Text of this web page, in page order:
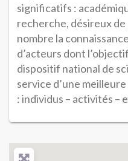
significatifs :
recherche, désireux
nombre la
d’acteurs dont
dispositif national de
service d’une
: individus – activités –